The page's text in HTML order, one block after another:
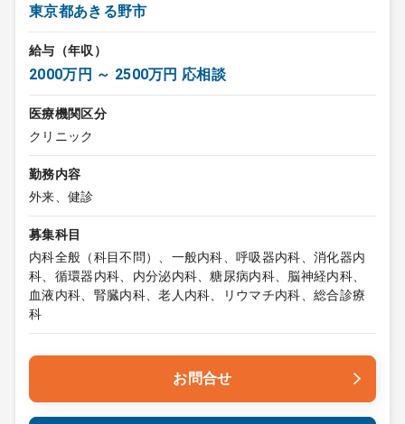
東京都あきる野市
給与（年収）
2000万円 ～ 2500万円 応相談
医療機関区分
クリニック
勤務内容
外来、健診
募集科目
内科全般（科目不問）、一般内科、呼吸器内科、消化器内
科、循環器内科、内分泌内科、糖尿病内科、脳神経内科、
血液内科、腎臓内科、老人内科、リウマチ内科、総合診療
科
お問合せ